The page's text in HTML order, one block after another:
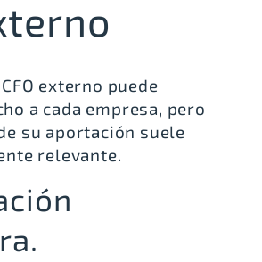
externo puede
a cada empresa, pero
su aportación suele
relevante.